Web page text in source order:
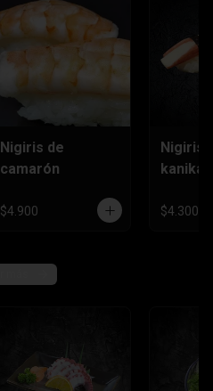
Nigiris de
camarón
$4.900
Nigiris
$4.300